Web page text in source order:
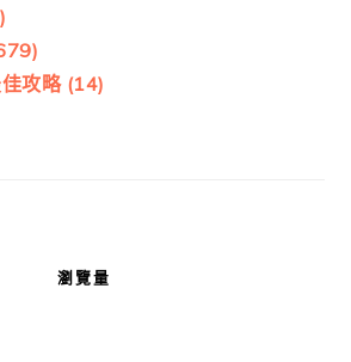
攻略 (14)
瀏覽量